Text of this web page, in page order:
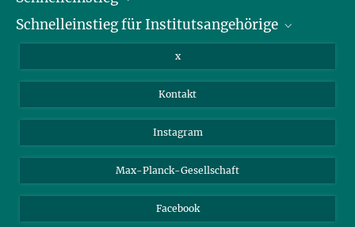
Bibliothek
Schnelleinstieg für Institutsangehörige
Webmail
Nextcloud
x
Kontakt
Instagram
Max-Planck-Gesellschaft
Facebook